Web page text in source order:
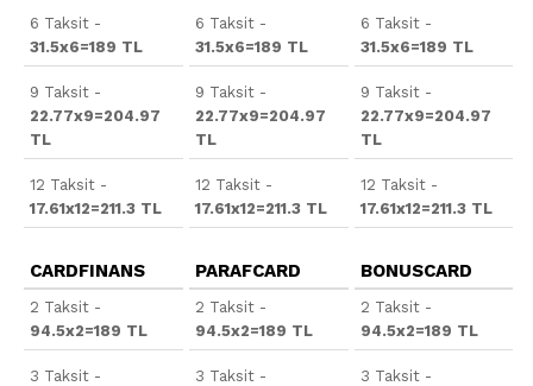
6 Taksit -
31.5x6=189 TL
9 Taksit -
22.77x9=204.97
TL
12 Taksit -
17.61x12=211.3 TL
6 Taksit -
31.5x6=189 TL
9 Taksit -
22.77x9=204.97
TL
12 Taksit -
17.61x12=211.3 TL
6 Taksit -
31.5x6=189 TL
9 Taksit -
22.77x9=204.97
TL
12 Taksit -
17.61x12=211.3 TL
CARDFINANS
2 Taksit -
94.5x2=189 TL
3 Taksit -
PARAFCARD
2 Taksit -
94.5x2=189 TL
3 Taksit -
BONUSCARD
2 Taksit -
94.5x2=189 TL
3 Taksit -